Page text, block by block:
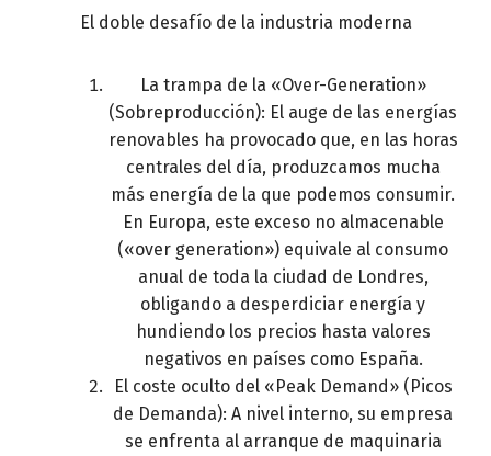
El doble desafío de la industria moderna
La trampa de la «Over-Generation»
(Sobreproducción): El auge de las energías
renovables ha provocado que, en las horas
centrales del día, produzcamos mucha
más energía de la que podemos consumir.
En Europa, este exceso no almacenable
(«over generation») equivale al consumo
anual de toda la ciudad de Londres,
obligando a desperdiciar energía y
hundiendo los precios hasta valores
negativos en países como España.
El coste oculto del «Peak Demand» (Picos
de Demanda): A nivel interno, su empresa
se enfrenta al arranque de maquinaria